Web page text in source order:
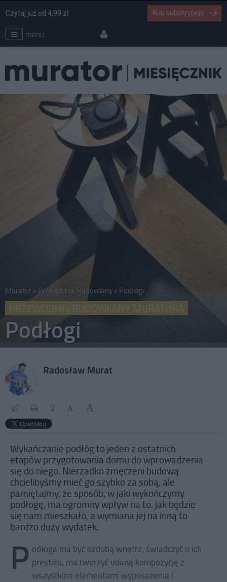
menu
Czytaj już od 4,99 zł Kup subskrypcję
Murator Przewodnik Budowlany Podłogi
PRZEWODNIK BUDOWLANY MURATORA
Podłogi
Radosław Murat
Wykańczanie podłóg to jeden z ostatnich
etapów przygotowania domu do wprowadzenia
się do niego. Nierzadko zmęczeni budową
chcielibyśmy mieć go szybko za sobą, ale
pamiętajmy, że sposób, w jaki wykończymy
podłogę, ma ogromny wpływ na to, jak będzie
się nam mieszkało, a wymiana jej na inną to
bardzo duży wydatek.
P odłoga ma być ozdobą wnętrz, świadczyć o ich
prestiżu, ma tworzyć udaną kompozycję z
wszystkimi elementami wyposażenia i